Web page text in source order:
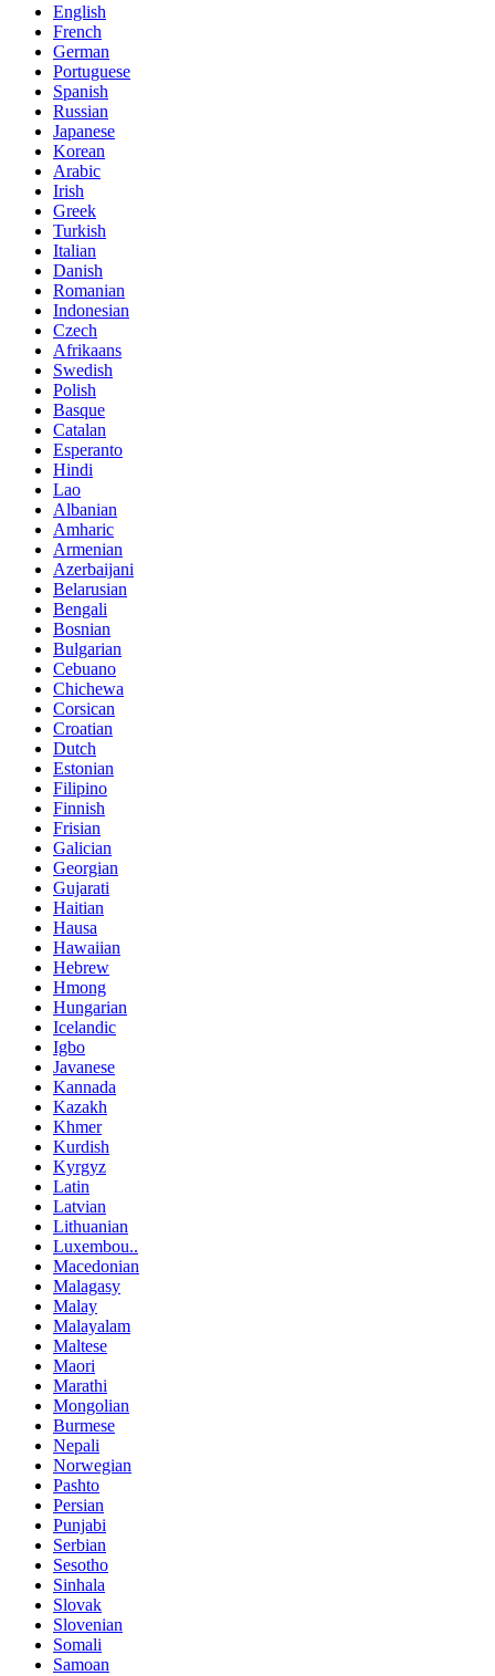
English
French
German
Portuguese
Spanish
Russian
Japanese
Korean
Arabic
Irish
Greek
Turkish
Italian
Danish
Romanian
Indonesian
Czech
Afrikaans
Swedish
Polish
Basque
Catalan
Esperanto
Hindi
Lao
Albanian
Amharic
Armenian
Azerbaijani
Belarusian
Bengali
Bosnian
Bulgarian
Cebuano
Chichewa
Corsican
Croatian
Dutch
Estonian
Filipino
Finnish
Frisian
Galician
Georgian
Gujarati
Haitian
Hausa
Hawaiian
Hebrew
Hmong
Hungarian
Icelandic
Igbo
Javanese
Kannada
Kazakh
Khmer
Kurdish
Kyrgyz
Latin
Latvian
Lithuanian
Luxembou..
Macedonian
Malagasy
Malay
Malayalam
Maltese
Maori
Marathi
Mongolian
Burmese
Nepali
Norwegian
Pashto
Persian
Punjabi
Serbian
Sesotho
Sinhala
Slovak
Slovenian
Somali
Samoan